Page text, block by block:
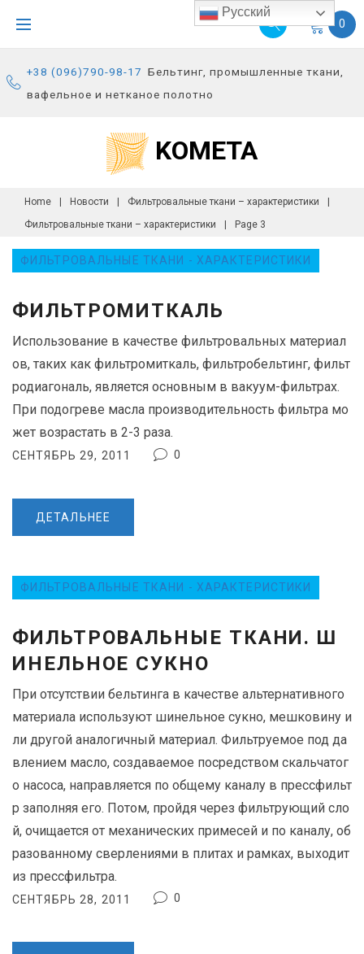
p
0
+38 (096)790-98-17 Бельтинг, промышленные ткани,
вафельное и нетканое полотно
KOMETA
Home Новости Фильтровальные ткани – характеристики
Фильтровальные ткани – характеристики
Page 3
Р
У
Б
Р
И
К
А
:
Ф
И
Л
Т
О
А
Л
Ь
Н
Ы
Е
Т
К
А
Н
И
–
Х
А
Р
А
К
ФИЛЬТРОВАЛЬНЫЕ ТКАНИ - ХАРАКТЕРИСТИКИ
ФИЛЬТРОМИТКАЛЬ
Использование в качестве фильтровальных материал
ов, таких как фильтромиткаль, фильтробельтинг, фильт
родиагональ, является основным в вакуум-фильтрах.
При подогреве масла производительность фильтра мо
жет возрастать в 2-3 раза.
СЕНТЯБРЬ 29, 2011 0
ДЕТАЛЬНЕЕ
ФИЛЬТРОВАЛЬНЫЕ ТКАНИ - ХАРАКТЕРИСТИКИ
ФИЛЬТРОВАЛЬНЫЕ ТКАНИ. Ш
ИНЕЛЬНОЕ СУКНО
При отсутствии бельтинга в качестве альтернативного
материала используют шинельное сукно, мешковину и
ли другой аналогичный материал. Фильтруемое под да
влением масло, создаваемое посредством скальчатог
о насоса, направляется по общему каналу в прессфильт
р заполняя его. Потом, пройдя через фильтрующий сло
й, очищается от механических примесей и по каналу, об
разованному сверлениями в плитах и рамках, выходит
из прессфильтра.
СЕНТЯБРЬ 28, 2011 0
Русский